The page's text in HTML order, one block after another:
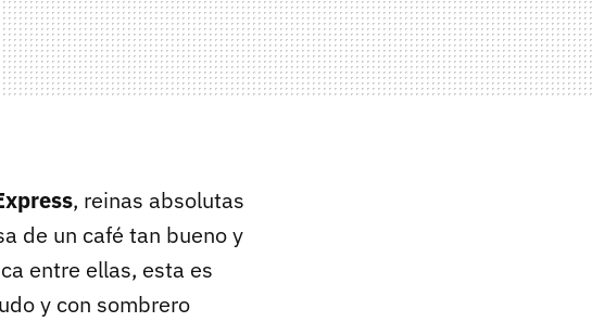
, reinas absolutas
de un café tan bueno y
entre ellas, esta es
y con sombrero